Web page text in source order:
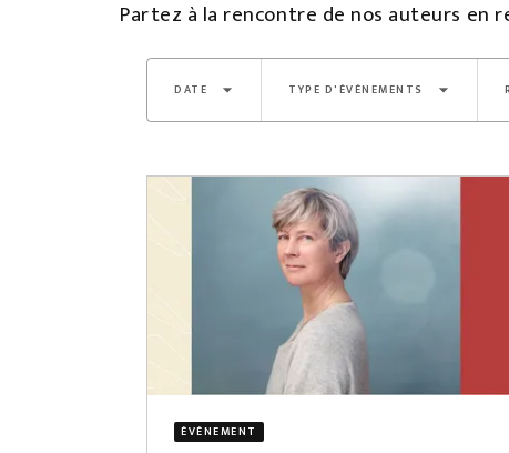
Partez à la rencontre de nos auteurs en
DATE arrow_drop_down TYPE D'ÉVÈNEMENTS arrow_drop_down
ÉVÈNEMENT